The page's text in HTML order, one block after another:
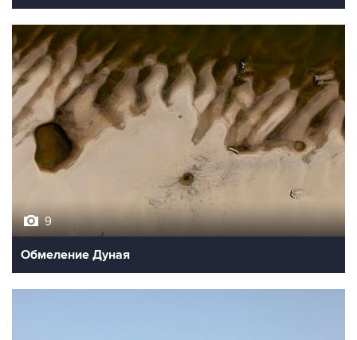
9
Обмеление Дуная